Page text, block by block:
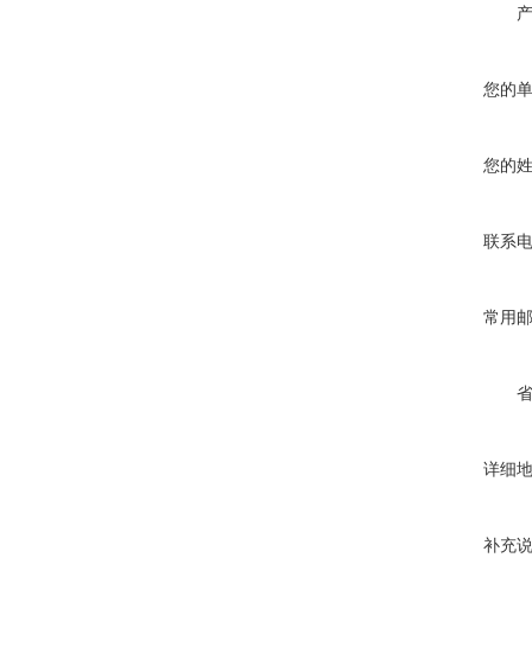
您的
您的
联系
常用
详细
补充